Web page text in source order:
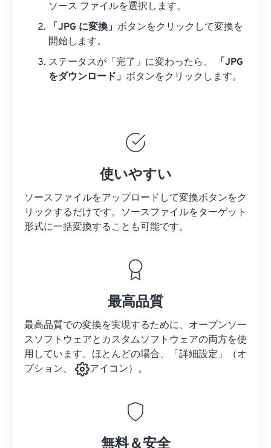
ソース ファイルを選択します。
「JPG に変換」 ボタンをクリックして変換を
開始します。
ステータスが「完了」に変わったら、
「JPG
をダウンロード」 ボタンをクリックします。
使いやすい
ソースファイルをアップロードして変換ボタンをク
リックするだけです。 ソースファイルをターゲット
形式に一括変換することも可能です。
最高品質
最高品質での変換を実現するために、オープンソー
スソフトウェアとカスタムソフトウェアの両方を使
用しています。ほとんどの場合、「詳細設定」（オ
プション、
アイコン）。